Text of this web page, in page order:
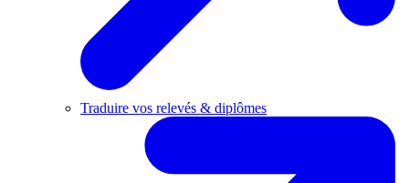
Traduire vos relevés & diplômes